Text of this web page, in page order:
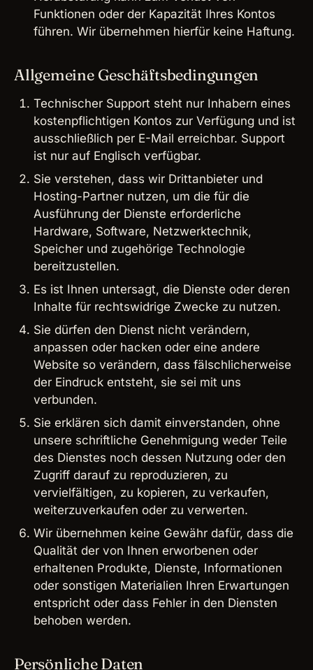
Funktionen oder der Kapazität Ihres Kontos
führen. Wir übernehmen hierfür keine Haftung.
Allgemeine Geschäftsbedingungen
Technischer Support steht nur Inhabern eines
kostenpflichtigen Kontos zur Verfügung und ist
ausschließlich per E-Mail erreichbar. Support
ist nur auf Englisch verfügbar.
Sie verstehen, dass wir Drittanbieter und
Hosting-Partner nutzen, um die für die
Ausführung der Dienste erforderliche
Hardware, Software, Netzwerktechnik,
Speicher und zugehörige Technologie
bereitzustellen.
Es ist Ihnen untersagt, die Dienste oder deren
Inhalte für rechtswidrige Zwecke zu nutzen.
Sie dürfen den Dienst nicht verändern,
anpassen oder hacken oder eine andere
Website so verändern, dass fälschlicherweise
der Eindruck entsteht, sie sei mit uns
verbunden.
Sie erklären sich damit einverstanden, ohne
unsere schriftliche Genehmigung weder Teile
des Dienstes noch dessen Nutzung oder den
Zugriff darauf zu reproduzieren, zu
vervielfältigen, zu kopieren, zu verkaufen,
weiterzuverkaufen oder zu verwerten.
Wir übernehmen keine Gewähr dafür, dass die
Qualität der von Ihnen erworbenen oder
erhaltenen Produkte, Dienste, Informationen
oder sonstigen Materialien Ihren Erwartungen
entspricht oder dass Fehler in den Diensten
behoben werden.
Persönliche Daten